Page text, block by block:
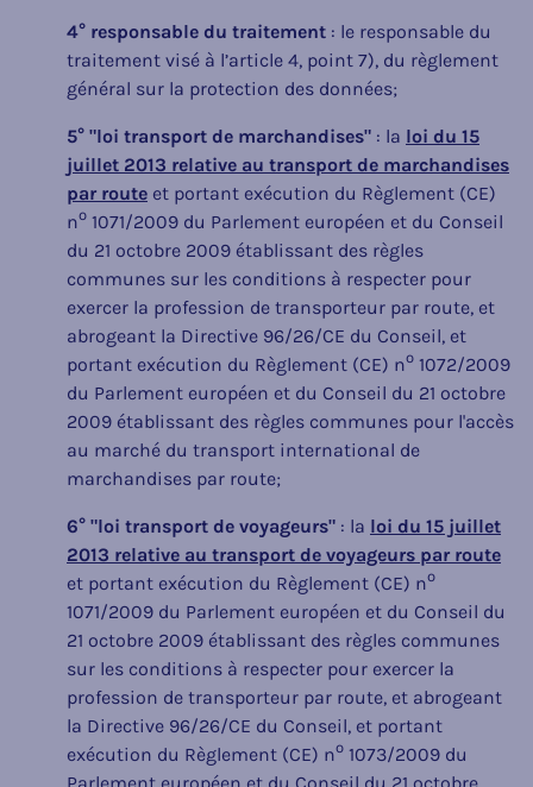
4° responsable du traitement : le responsable du
traitement visé à l’article 4, point 7), du règlement
général sur la protection des données;
5° "loi transport de marchandises" : la loi du 15
juillet 2013 relative au transport de marchandises
par route et portant exécution du Règlement (CE)
no 1071/2009 du Parlement européen et du Conseil
du 21 octobre 2009 établissant des règles
communes sur les conditions à respecter pour
exercer la profession de transporteur par route, et
abrogeant la Directive 96/26/CE du Conseil, et
portant exécution du Règlement (CE) no 1072/2009
du Parlement européen et du Conseil du 21 octobre
2009 établissant des règles communes pour l'accès
au marché du transport international de
marchandises par route;
6° "loi transport de voyageurs" : la loi du 15 juillet
2013 relative au transport de voyageurs par route
et portant exécution du Règlement (CE) no
1071/2009 du Parlement européen et du Conseil du
21 octobre 2009 établissant des règles communes
sur les conditions à respecter pour exercer la
profession de transporteur par route, et abrogeant
la Directive 96/26/CE du Conseil, et portant
exécution du Règlement (CE) no 1073/2009 du